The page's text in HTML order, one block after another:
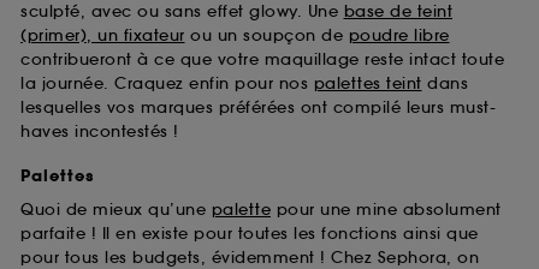
sculpté, avec ou sans effet glowy. Une base de teint
(primer), un fixateur ou un soupçon de poudre libre
contribueront à ce que votre maquillage reste intact toute
la journée. Craquez enfin pour nos palettes teint dans
lesquelles vos marques préférées ont compilé leurs must-
haves incontestés !
Palettes
Quoi de mieux qu’une palette pour une mine absolument
parfaite ! Il en existe pour toutes les fonctions ainsi que
pour tous les budgets, évidemment ! Chez Sephora, on